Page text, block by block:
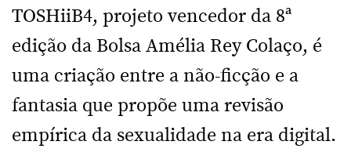
TOSHiiB4, projeto vencedor da 8ª
edição da Bolsa Amélia Rey Colaço, é
uma criação entre a não-ficção e a
fantasia que propõe uma revisão
empírica da sexualidade na era digital.